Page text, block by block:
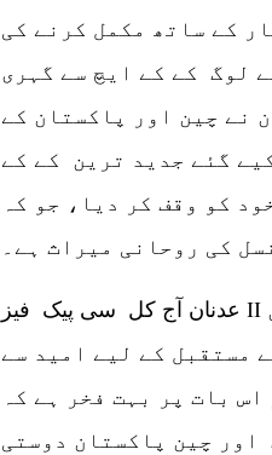
کے ساتھ مکمل کرنے کی
لوگ کے کے ایچ سے گہری
نے چین اور پاکستان کے
گئے جدید ترین کے کے
کو وقف کر دیا، جو کہ
عدنان آج کل سی پیک فیز II حویلیاں تھاکوٹ پروجیکٹ میں ایڈمنسٹریشن
مستقبل کے لیے امید سے
بات پر بہت فخر ہے کہ
چین پاکستان دوستی